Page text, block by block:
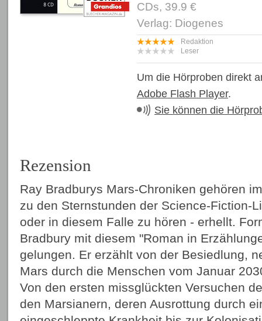
CDs, 39.9 €
Verlag: Diogenes
Redaktion
Leser
Um die Hörproben direkt
Adobe Flash Player.
Sie können die
Rezension
Ray Bradburys Mars-Chroniken gehören
zu den Sternstunden der Science-Fiction-
oder in diesem Falle zu hören - erhellt.
Bradbury mit diesem "Roman in
gelungen. Er erzählt von der Besiedlung,
Mars durch die Menschen vom Januar
Von den ersten missglückten Versuchen
den Marsianern, deren Ausrottung durch